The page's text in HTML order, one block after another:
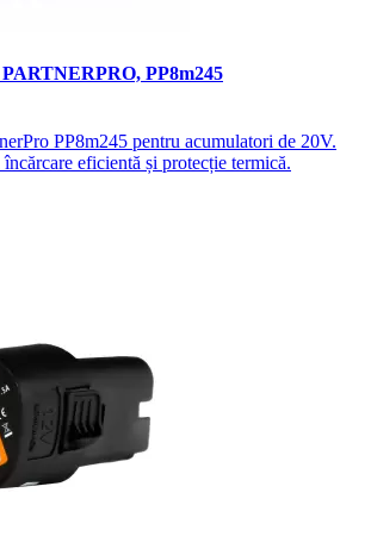
PP8m245
PP8m245 pentru acumulatori de 20V.
eficientă și protecție termică.